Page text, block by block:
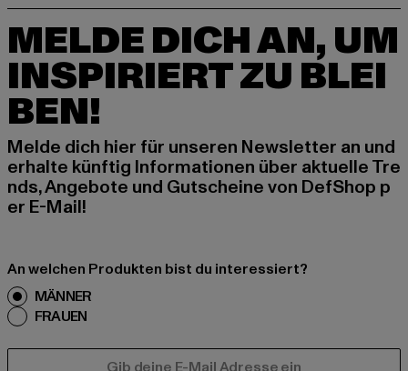
MELDE DICH AN, UM
INSPIRIERT ZU BLEI
BEN!
Melde dich hier für unseren Newsletter an und
erhalte künftig Informationen über aktuelle Tre
nds, Angebote und Gutscheine von DefShop p
er E-Mail!
An welchen Produkten bist du interessiert?
MÄNNER
FRAUEN